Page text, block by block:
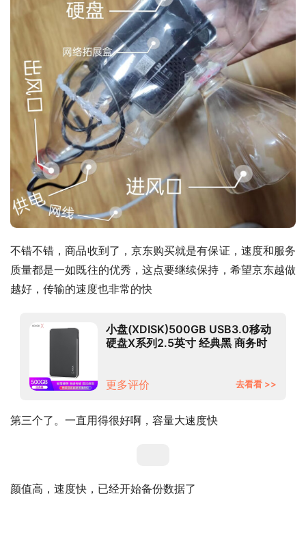
不错不错，商品收到了，京东购买就是有保证，速度和服务
质量都是一如既往的优秀，这点要继续保持，希望京东越做
越好，传输的速度也非常的快
小盘(XDISK)500GB USB3.0移动
硬盘X系列2.5英寸 经典黑 商务时
更多评价
去看看 >>
第三个了。一直用得很好啊，容量大速度快
颜值高，速度快，已经开始备份数据了